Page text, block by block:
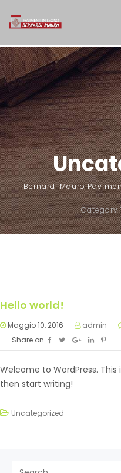
Bernardi Mauro
Category
Hello world!
Maggio 10, 2016 admin
Share on
Welcome to WordPress.
then start writing!
Uncategorized